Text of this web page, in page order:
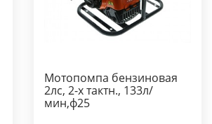
Мотопомпа бензиновая
2лс, 2-х тактн., 133л/
мин,ф25